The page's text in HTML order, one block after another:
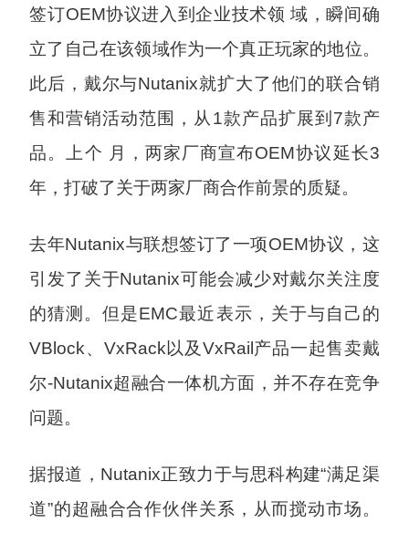
签订OEM协议进入到企业技术领 域，瞬间确
立了自己在该领域作为一个真正玩家的地位。
此后，戴尔与Nutanix就扩大了他们的联合销
售和营销活动范围，从1款产品扩展到7款产
品。上个 月，两家厂商宣布OEM协议延长3
年，打破了关于两家厂商合作前景的质疑。
去年Nutanix与联想签订了一项OEM协议，这
引发了关于Nutanix可能会减少对戴尔关注度
的猜测。但是EMC最近表示，关于与自己的
VBlock、VxRack以及VxRail产品一起售卖戴
尔-Nutanix超融合一体机方面，并不存在竞争
问题。
据报道，Nutanix正致力于与思科构建“满足渠
道”的超融合合作伙伴关系，从而搅动市场。